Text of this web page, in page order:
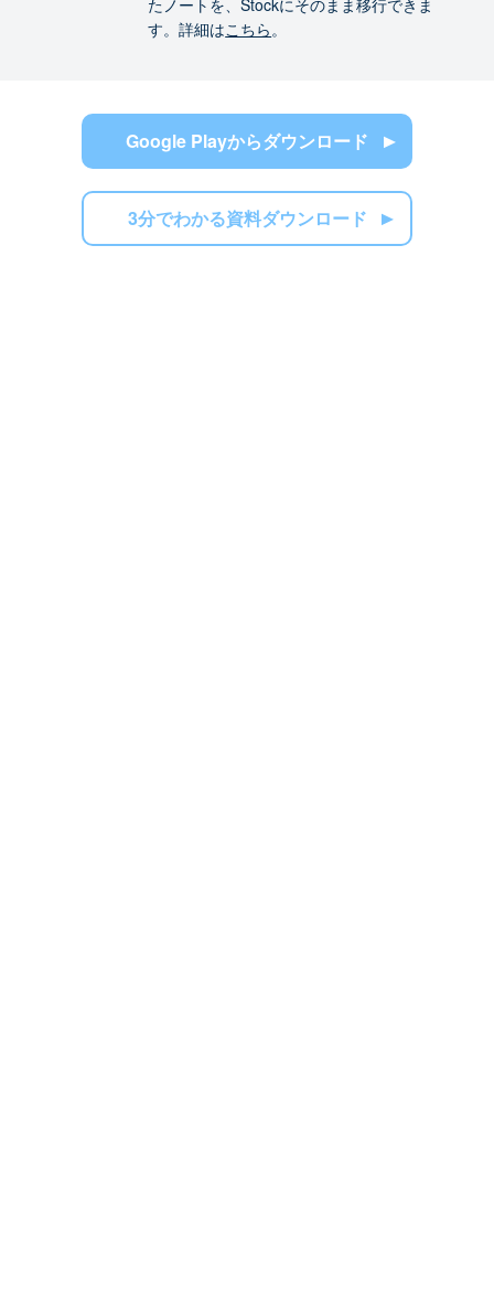
たノートを、Stockにそのまま移行できま
す。詳細はこちら。
Google Playからダウンロード
3分でわかる資料ダウンロード